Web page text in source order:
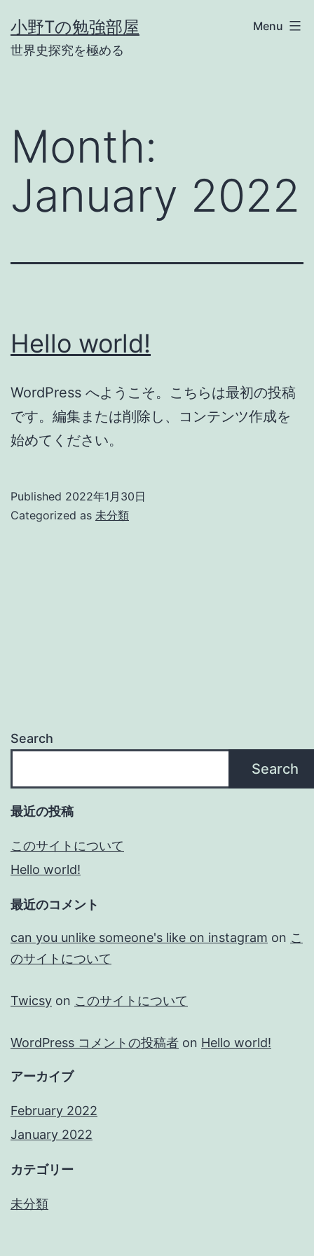
to
content
小野Tの勉強部屋
世界史探究を極める
Menu
Month:
January 2022
Hello world!
WordPress へようこそ。こちらは最初の投稿
です。編集または削除し、コンテンツ作成を
始めてください。
Published 2022年1月30日
Categorized as 未分類
Search
Search
最近の投稿
このサイトについて
Hello world!
最近のコメント
can you unlike someone's like on instagram on こ
のサイトについて
Twicsy on このサイトについて
WordPress コメントの投稿者 on Hello world!
アーカイブ
February 2022
January 2022
カテゴリー
未分類